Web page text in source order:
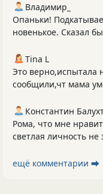
Владимир_
Опаньки!
новенькое. Сказал
Tina L
Это верно,испытала
сообщили,чт мама
Константин
Рома, что мне
светлая личность
ещё комментарии ⮕